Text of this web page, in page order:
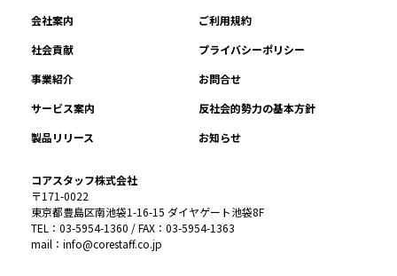
会社案内
ご利用規約
社会貢献
プライバシーポリシー
事業紹介
お問合せ
サービス案内
反社会的勢力の基本方針
製品リリース
お知らせ
コアスタッフ株式会社
〒171-0022
東京都豊島区南池袋1-16-15 ダイヤゲート池袋8F
TEL：03-5954-1360 / FAX：03-5954-1363
mail：info@corestaff.co.jp